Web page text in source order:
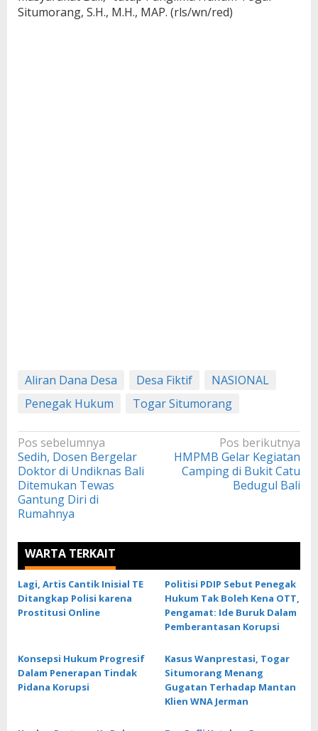
Situmorang, S.H., M.H., MAP. (rls/wn/red)
Aliran Dana Desa Desa Fiktif
NASIONAL
Penegak Hukum
Togar Situmorang
Navigasi
pos
Pos sebelumnya
Sedih, Dosen Bergelar
Doktor di Undiknas Bali
Ditemukan Tewas
Gantung Diri di
Rumahnya
Pos berikutnya
HMPMB Gelar Kegiatan
Camping di Bukit Catu
Bedugul Bali
WARTA TERKAIT
Lagi, Artis Cantik Inisial TE
Ditangkap Polisi karena
Prostitusi Online
Politisi PDIP Sebut Penegak
Hukum Tak Boleh Kena OTT,
Pengamat: Ide Buruk Dalam
Pemberantasan Korupsi
Konsepsi Hukum Progresif
Dalam Penerapan Tindak
Pidana Korupsi
Kasus Wanprestasi, Togar
Situmorang Menang
Gugatan Terhadap Mantan
Klien WNA Jerman